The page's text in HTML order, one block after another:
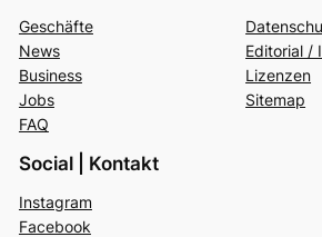
Geschäfte
News
Business
Jobs
FAQ
Editorial /
Lizenzen
Sitemap
Social | Kontakt
Instagram
Facebook